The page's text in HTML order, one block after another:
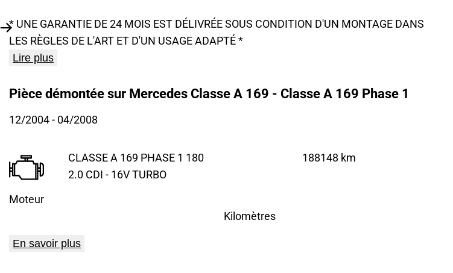
* UNE GARANTIE DE 24 MOIS EST DÉLIVRÉE SOUS CONDITION D'UN MONTAGE DANS
LES RÈGLES DE L'ART ET D'UN USAGE ADAPTÉ *
Lire plus
Pièce démontée sur Mercedes Classe A 169 - Classe A 169 Phase 1
12/2004- 04/2008
Moteur
CLASSE A 169 PHASE 1 180
2.0 CDI - 16V TURBO
Kilomètres
188148 km
En savoir plus